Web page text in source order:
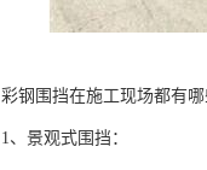
彩钢围挡在施工现场都有
1、景观式围挡：